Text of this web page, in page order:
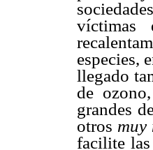
víctimas
especies,
llegado
de
grandes
otros muy
facilite las